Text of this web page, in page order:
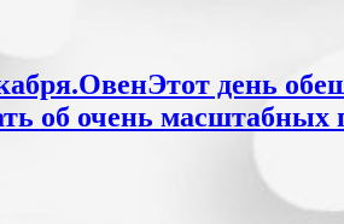
день
об очень масштабных